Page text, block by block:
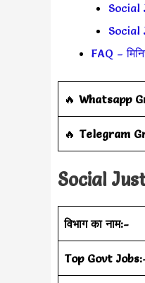
Social
Social
FAQ –
‎️‍🔥 Whatsapp
‎️‍🔥 Telegram
Social
विभाग का नाम:-
Top Govt